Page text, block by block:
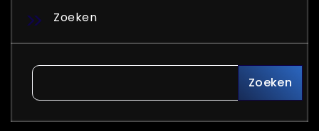
i
c
h
t
Zoeken
Zoeken